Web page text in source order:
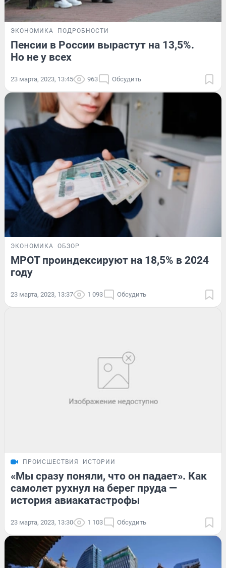
ЭКОНОМИКА ПОДРОБНОСТИ
Пенсии в России вырастут на 13,5%.
Но не у всех
23 марта, 2023, 13:45 963 Обсудить
ЭКОНОМИКА ОБЗОР
МРОТ проиндексируют на 18,5% в 2024
году
23 марта, 2023, 13:37 1 093 Обсудить
ПРОИСШЕСТВИЯ ИСТОРИИ
«Мы сразу поняли, что он падает». Как
самолет рухнул на берег пруда —
история авиакатастрофы
23 марта, 2023, 13:30 1 103 Обсудить